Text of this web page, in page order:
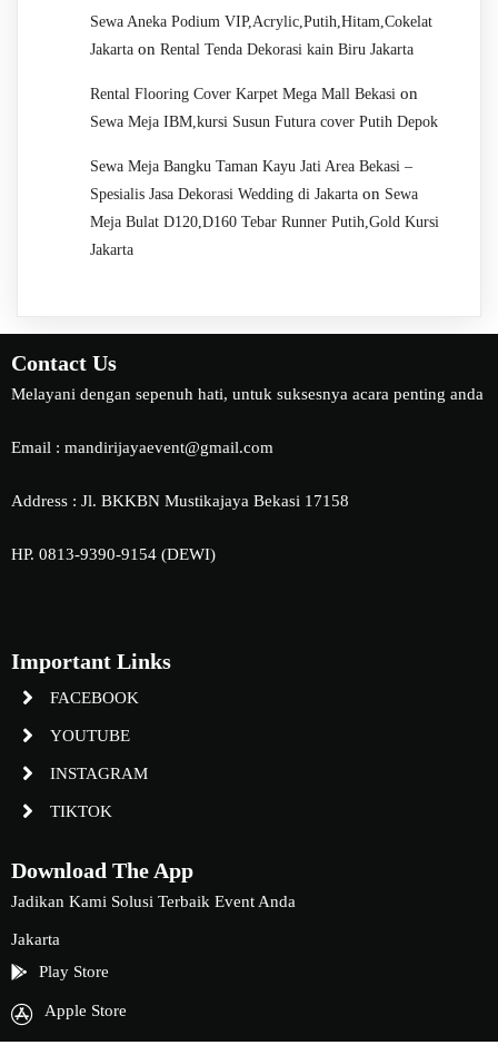
Sewa Aneka Podium VIP,Acrylic,Putih,Hitam,Cokelat
Jakarta on Rental Tenda Dekorasi kain Biru Jakarta
Rental Flooring Cover Karpet Mega Mall Bekasi on
Sewa Meja IBM,kursi Susun Futura cover Putih Depok
Sewa Meja Bangku Taman Kayu Jati Area Bekasi –
Spesialis Jasa Dekorasi Wedding di Jakarta on Sewa
Meja Bulat D120,D160 Tebar Runner Putih,Gold Kursi
Jakarta
Contact Us
Melayani dengan sepenuh hati, untuk suksesnya acara penting anda
Email : mandirijayaevent@gmail.com
Address : Jl. BKKBN Mustikajaya Bekasi 17158
HP. 0813-9390-9154 (DEWI)
Important Links
FACEBOOK
YOUTUBE
INSTAGRAM
TIKTOK
Download The App
Jadikan Kami Solusi Terbaik Event Anda
Jakarta
Play Store
Apple Store